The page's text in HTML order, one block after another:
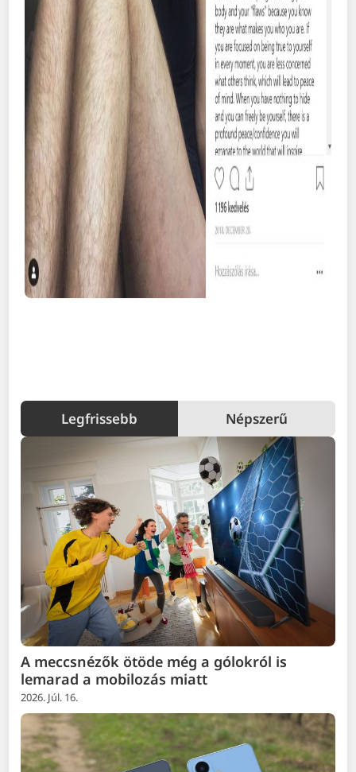
Legfrissebb Népszerű
A meccsnézők ötöde még a gólokról is
lemarad a mobilozás miatt
2026. Júl. 16.